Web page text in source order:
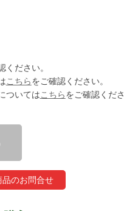
ください。
こちら をご確認ください。
ついては こちら をご確認くださ